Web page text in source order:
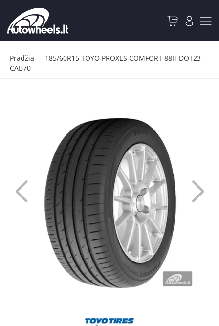
Pradžia — 185/60R15 TOYO PROXES COMFORT 88H DOT23
CAB70